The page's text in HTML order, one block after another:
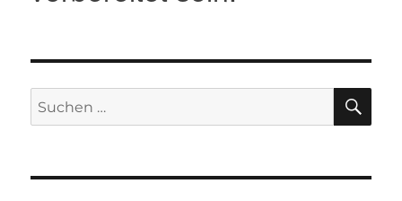
Suche
nach: